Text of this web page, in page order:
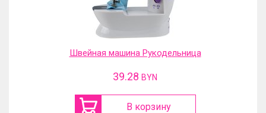
Швейная машина Рукодельница
39.28 BYN
В корзину